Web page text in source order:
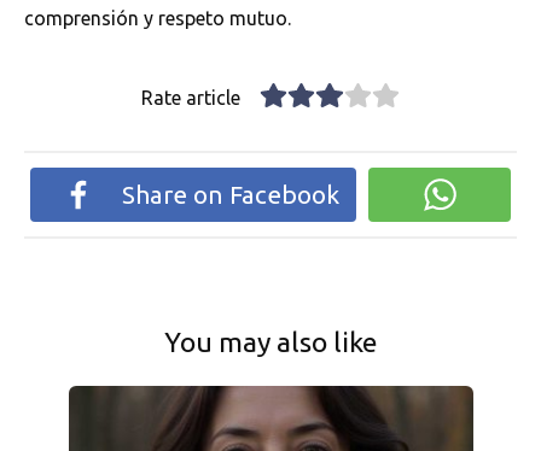
comprensión y respeto mutuo.
Rate article
Share on Facebook
You may also like